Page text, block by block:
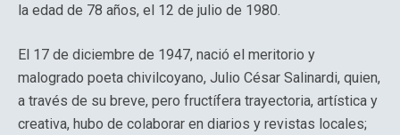
la edad de 78 años, el 12 de julio de 1980.
El 17 de diciembre de 1947, nació el meritorio y
malogrado poeta chivilcoyano, Julio César Salinardi, quien,
a través de su breve, pero fructífera trayectoria, artística y
creativa, hubo de colaborar en diarios y revistas locales;